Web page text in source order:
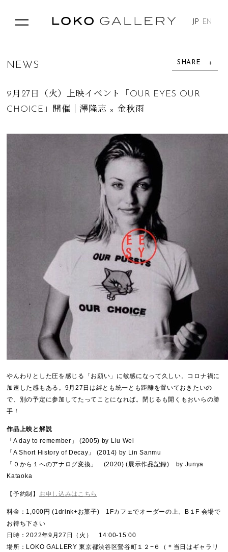
JP EN
SHARE
N E WS
9月27日（火）上映イベント「OUR EYES OUR
CHOICE」開催｜澤隆志 × 金秋雨
やんわりとした圧を感じる「お願い」に敏感になって久しい。コロナ禍に
加速した感もある。9月27日は絆とも統一とも距離を置いておきたいの
で、別の予定に参加してたってことになれば。閉じるも開くもおいらの勝
手！
作品上映と解説
「A day to remember」 (2005) by Liu Wei
「A Short History of Decay」 (2014) by Lin Sanmu
「０から１へのアナログ変換」 (2020) (展示作品記録) by Junya
Kataoka
【予約制】 お申し込みはこちら
料金：1,000円 (1drink+お菓子) 1Fカフェでオーダーの上、B１F 会場で
お待ち下さい
日時：2022年9月27日（火） 14:00-15:00
場所：LOKO GALLERY 東京都渋谷区鶯谷町１２−６（＊当日はギャラリ